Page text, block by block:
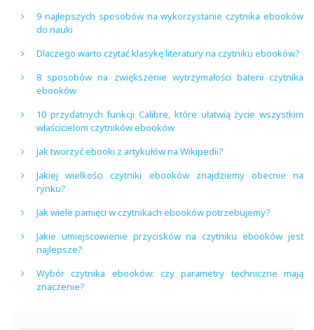
9 najlepszych sposobów na wykorzystanie czytnika ebooków
do nauki
Dlaczego warto czytać klasykę literatury na czytniku ebooków?
8 sposobów na zwiększenie wytrzymałości baterii czytnika
ebooków
10 przydatnych funkcji Calibre, które ułatwią życie wszystkim
właścicielom czytników ebooków
Jak tworzyć ebooki z artykułów na Wikipedii?
Jakiej wielkości czytniki ebooków znajdziemy obecnie na
rynku?
Jak wiele pamięci w czytnikach ebooków potrzebujemy?
Jakie umiejscowienie przycisków na czytniku ebooków jest
najlepsze?
Wybór czytnika ebooków: czy parametry techniczne mają
znaczenie?